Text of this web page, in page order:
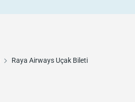
Raya Airways Uçak Bileti